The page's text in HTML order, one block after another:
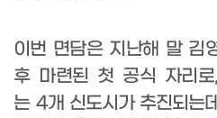
이번 면담은 지난해 말 김
후 마련된 첫 공식 자리로,
는 4개 신도시가 추진되는